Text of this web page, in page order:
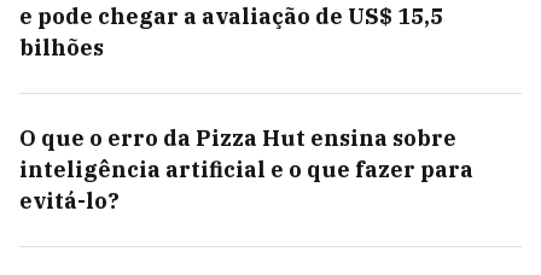
e pode chegar a avaliação de US$ 15,5
bilhões
O que o erro da Pizza Hut ensina sobre
inteligência artificial e o que fazer para
evitá-lo?